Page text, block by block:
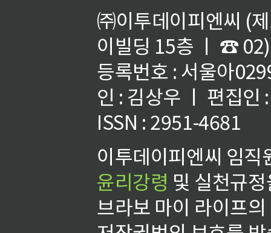
㈜이투데이피엔씨 (
이빌딩 15층 ㅣ ☎
등록번호 : 서울아
인 : 김상우 ㅣ 편집인
ISSN : 2951-4681
이투데이피엔씨 임
윤리강령 및 실천규
브라보 마이 라이프